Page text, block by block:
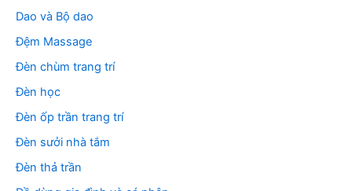
Dao và Bộ dao
Đệm Massage
Đèn chùm trang trí
Đèn học
Đèn ốp trần trang trí
Đèn sưởi nhà tắm
Đèn thả trần